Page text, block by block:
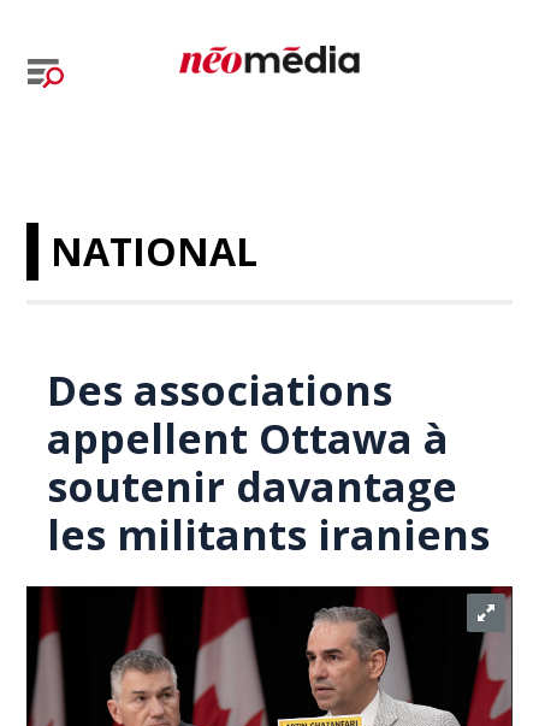
NATIONAL
Des associations
appellent Ottawa à
soutenir davantage
les militants iraniens